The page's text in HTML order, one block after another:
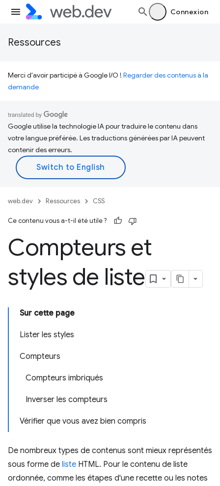
Connexion
Ressources
Merci d'avoir participé à Google I/O ! Regarder des contenus à la
demande
Google utilise la technologie IA pour traduire le contenu dans
votre langue préférée. Les traductions générées par IA peuvent
contenir des erreurs.
web.dev Ressources CSS
Ce contenu vous a-t-il été utile ?
Compteurs et
styles de liste
Sur cette page
Lister les styles
Compteurs
Compteurs imbriqués
Inverser les compteurs
Vérifier que vous avez bien compris
De nombreux types de contenus sont mieux représentés
sous forme de liste HTML. Pour le contenu de liste
ordonnée, comme les étapes d'une recette ou les notes